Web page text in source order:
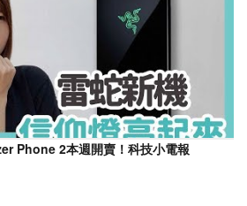
Phone 2本週開賣！科技小電報